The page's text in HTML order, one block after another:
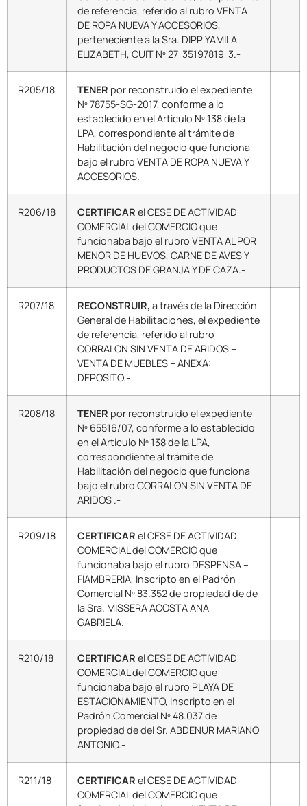
de referencia, referido al rubro VENTA
DE ROPA NUEVA Y ACCESORIOS,
perteneciente a la Sra. DIPP YAMILA
ELIZABETH, CUIT Nº 27-35197819-3.-
R205/18 TENER por reconstruido el expediente
Nº 78755-SG-2017, conforme a lo
establecido en el Articulo Nº 138 de la
LPA, correspondiente al trámite de
Habilitación del negocio que funciona
bajo el rubro VENTA DE ROPA NUEVA Y
ACCESORIOS.-
R206/18 CERTIFICAR el CESE DE ACTIVIDAD
COMERCIAL del COMERCIO que
funcionaba bajo el rubro VENTA AL POR
MENOR DE HUEVOS, CARNE DE AVES Y
PRODUCTOS DE GRANJA Y DE CAZA.-
R207/18 RECONSTRUIR, a través de la Dirección
General de Habilitaciones, el expediente
de referencia, referido al rubro
CORRALON SIN VENTA DE ARIDOS –
VENTA DE MUEBLES – ANEXA:
DEPOSITO.-
R208/18 TENER por reconstruido el expediente
Nº 65516/07, conforme a lo establecido
en el Articulo Nº 138 de la LPA,
correspondiente al trámite de
Habilitación del negocio que funciona
bajo el rubro CORRALON SIN VENTA DE
ARIDOS .-
R209/18 CERTIFICAR el CESE DE ACTIVIDAD
COMERCIAL del COMERCIO que
funcionaba bajo el rubro DESPENSA –
FIAMBRERIA, Inscripto en el Padrón
Comercial Nº 83.352 de propiedad de de
la Sra. MISSERA ACOSTA ANA
GABRIELA.-
R210/18 CERTIFICAR el CESE DE ACTIVIDAD
COMERCIAL del COMERCIO que
funcionaba bajo el rubro PLAYA DE
ESTACIONAMIENTO, Inscripto en el
Padrón Comercial Nº 48.037 de
propiedad de del Sr. ABDENUR MARIANO
ANTONIO.-
R211/18 CERTIFICAR el CESE DE ACTIVIDAD
COMERCIAL del COMERCIO que